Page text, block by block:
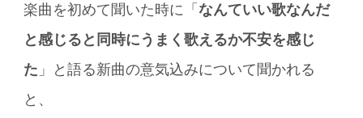
楽曲を初めて聞いた時に「なんていい歌なんだ
と感じると同時にうまく歌えるか不安を感じ
た 」と語る新曲の意気込みについて聞かれる
と、